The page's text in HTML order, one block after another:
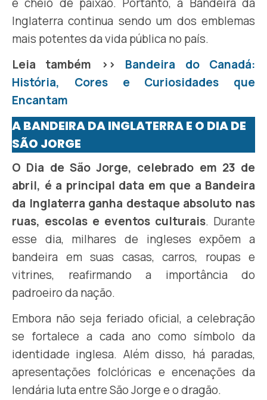
Inglaterra continua sendo um dos emblemas
mais potentes da vida pública no país.
Leia também >> Bandeira do Canadá:
História, Cores e Curiosidades que
Encantam
A BANDEIRA DA INGLATERRA E O DIA DE
SÃO JORGE
O Dia de São Jorge, celebrado em 23 de
abril, é a principal data em que a Bandeira
da Inglaterra ganha destaque absoluto nas
ruas, escolas e eventos culturais. Durante
esse dia, milhares de ingleses expõem a
bandeira em suas casas, carros, roupas e
vitrines, reafirmando a importância do
padroeiro da nação.
Embora não seja feriado oficial, a celebração
se fortalece a cada ano como símbolo da
identidade inglesa. Além disso, há paradas,
apresentações folclóricas e encenações da
lendária luta entre São Jorge e o dragão.